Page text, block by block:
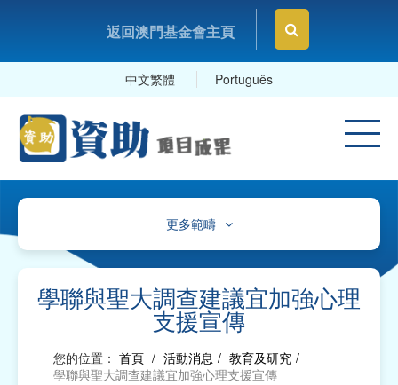
返回澳門基金會主頁
中文繁體 Português
更多範疇
文化、體育及康樂
教育及研究
社會服務
學聯與聖大調查建議宜加強心理
支援宣傳
您的位置： 首頁 / 活動消息 / 教育及研究 /
學聯與聖大調查建議宜加強心理支援宣傳